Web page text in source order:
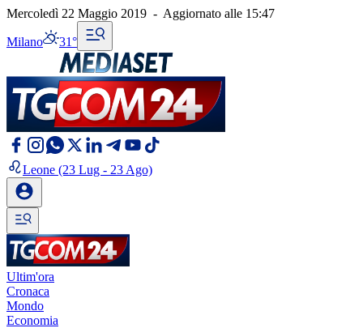
Mercoledì 22 Maggio 2019 - Aggiornato alle 15:47
Milano 31°
Leone (23 Lug - 23 Ago)
Ultim'ora
Cronaca
Mondo
Economia